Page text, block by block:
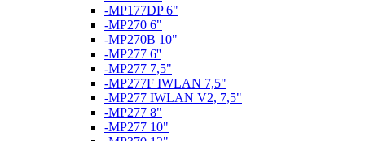
-MP177DP 6"
-MP270 6"
-MP270B 10"
-MP277 6''
-MP277 7,5"
-MP277F IWLAN 7,5"
-MP277 IWLAN V2, 7,5"
-MP277 8"
-MP277 10"